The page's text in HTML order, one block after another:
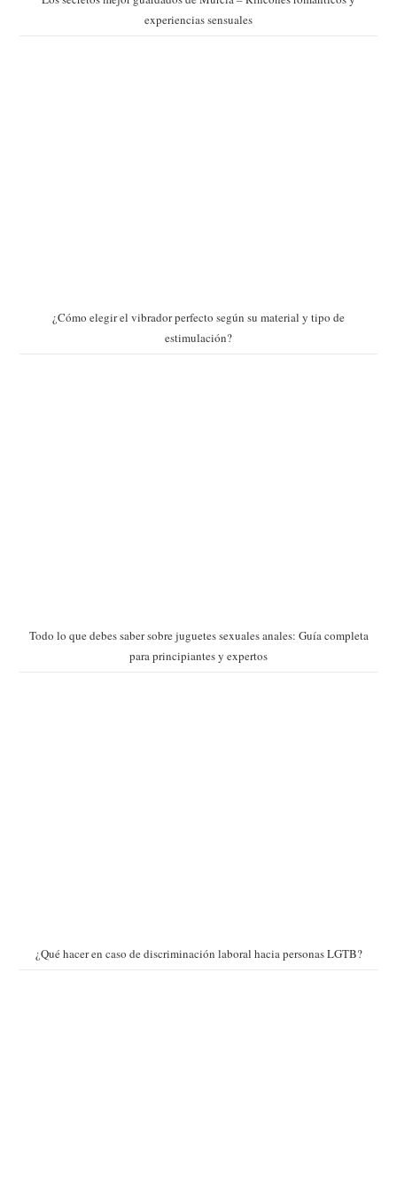
experiencias sensuales
¿Cómo elegir el vibrador perfecto según su material y tipo de
estimulación?
Todo lo que debes saber sobre juguetes sexuales anales: Guía completa
para principiantes y expertos
¿Qué hacer en caso de discriminación laboral hacia personas LGTB?